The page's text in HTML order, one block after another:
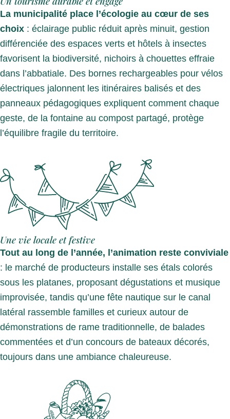
La municipalité place l’écologie au cœur de ses
choix : éclairage public réduit après minuit, gestion
différenciée des espaces verts et hôtels à insectes
favorisent la biodiversité, nichoirs à chouettes effraie
dans l’abbatiale. Des bornes rechargeables pour vélos
électriques jalonnent les itinéraires balisés et des
panneaux pédagogiques expliquent comment chaque
geste, de la fontaine au compost partagé, protège
l’équilibre fragile du territoire.
Une vie locale et festive
Tout au long de l’année, l’animation reste conviviale
: le marché de producteurs installe ses étals colorés
sous les platanes, proposant dégustations et musique
improvisée, tandis qu’une fête nautique sur le canal
latéral rassemble familles et curieux autour de
démonstrations de rame traditionnelle, de balades
commentées et d’un concours de bateaux décorés,
toujours dans une ambiance chaleureuse.